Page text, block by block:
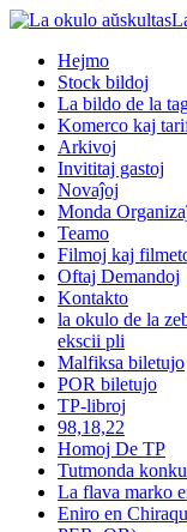
Hejmo
Stock bildoj
La bildo de la
Komerco kaj
Arkivoj
Invititaj gastoj
Novaĵoj
Monda
Teamo
Filmoj kaj
Oftaj Demandoj
Kontakto
la okulo de la
ekscii pli
Malfiksa biletujo
POR biletujo
TP-libroj
98,18,22
Homoj De TP
Tutmonda
La flava marko
Eniro en